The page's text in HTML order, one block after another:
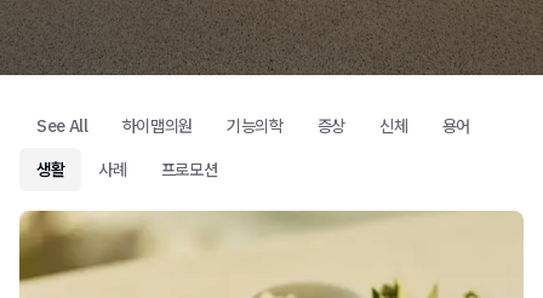
See All 하이맵의원 기능의학 증상 신체
용어
생활
사례 프로모션